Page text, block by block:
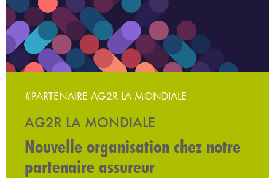
#PARTENAIRE AG2R LA MONDIALE
AG2R LA MONDIALE
Nouvelle organisation chez notre
partenaire assureur